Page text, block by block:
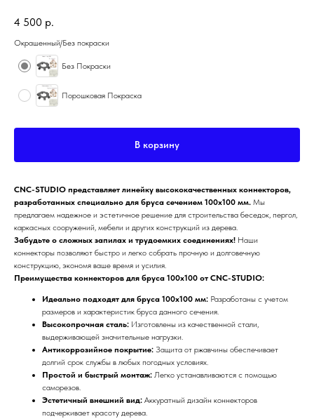
4 500 р.
Окрашенный/Без покраски
Без Покраски
Порошковая Покраска
В корзину
CNC-STUDIO представляет линейку высококачественных коннекторов,
разработанных специально для бруса сечением 100x100 мм. Мы
предлагаем надежное и эстетичное решение для строительства беседок, пергол,
каркасных сооружений, мебели и других конструкций из дерева.
Забудьте о сложных запилах и трудоемких соединениях! Наши
коннекторы позволяют быстро и легко собрать прочную и долговечную
конструкцию, экономя ваше время и усилия.
Преимущества коннекторов для бруса 100x100 от CNC-STUDIO:
Идеально подходят для бруса 100x100 мм: Разработаны с учетом
размеров и характеристик бруса данного сечения.
Высокопрочная сталь: Изготовлены из качественной стали,
выдерживающей значительные нагрузки.
Антикоррозийное покрытие: Защита от ржавчины обеспечивает
долгий срок службы в любых погодных условиях.
Простой и быстрый монтаж: Легко устанавливаются с помощью
саморезов.
Эстетичный внешний вид: Аккуратный дизайн коннекторов
подчеркивает красоту дерева.